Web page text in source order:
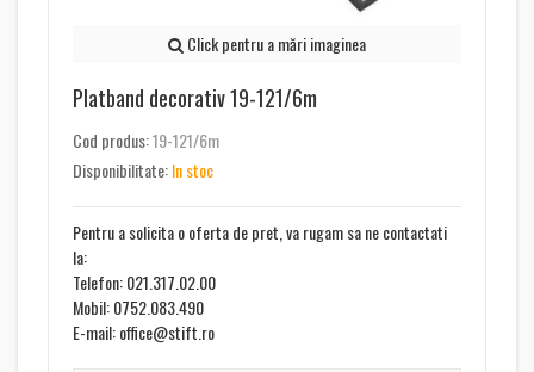
Click pentru a mări imaginea
Platband decorativ 19-121/6m
Cod produs:19-121/6m
Disponibilitate:In stoc
Pentru a solicita o oferta de pret, va rugam sa ne contactati
la:
Telefon: 021.317.02.00
Mobil: 0752.083.490
E-mail: office@stift.ro